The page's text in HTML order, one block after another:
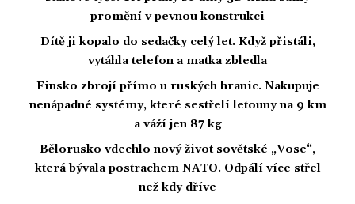
promění v pevnou konstrukci
Dítě ji kopalo do sedačky celý let. Když přistáli,
vytáhla telefon a matka zbledla
Finsko zbrojí přímo u ruských hranic. Nakupuje
nenápadné systémy, které sestřelí letouny na 9 km
a váží jen 87 kg
Bělorusko vdechlo nový život sovětské „Vose“,
která bývala postrachem NATO. Odpálí více střel
než kdy dříve